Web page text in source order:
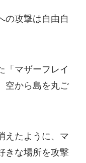
の攻撃は自由自
「マザーフレイ
空から島を丸ご
えたように、マ
きな場所を攻撃